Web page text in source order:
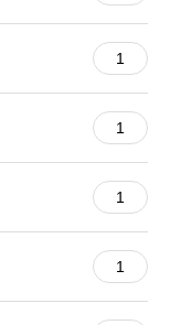
1
1
1
1